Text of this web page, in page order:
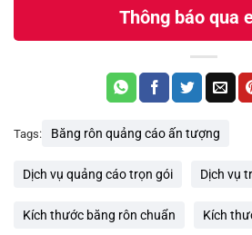
Thông báo qua
Tags: Băng rôn quảng cáo ấn tượng
Dịch vụ quảng cáo trọn gói Dịch vụ
Kích thước băng rôn chuẩn Kích